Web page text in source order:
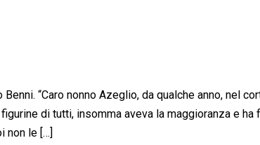
“Caro nonno Azeglio, da qualche anno, nel
di tutti, insomma aveva la maggioranza e ha
non le […]